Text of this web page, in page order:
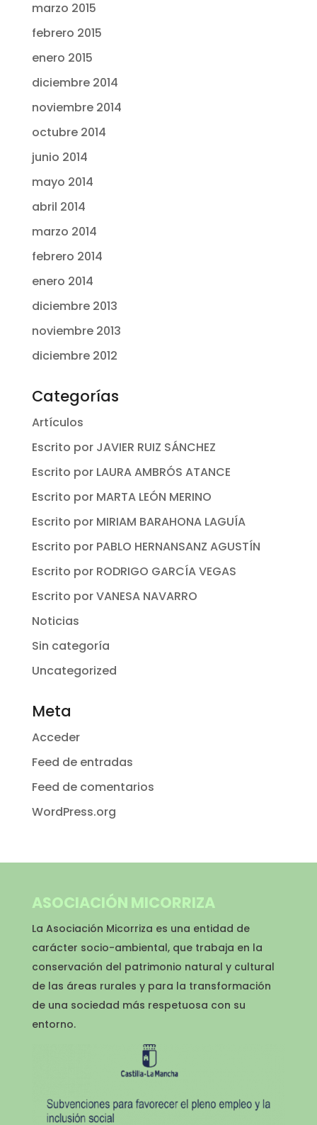
marzo 2015
febrero 2015
enero 2015
diciembre 2014
noviembre 2014
octubre 2014
junio 2014
mayo 2014
abril 2014
marzo 2014
febrero 2014
enero 2014
diciembre 2013
noviembre 2013
diciembre 2012
Categorías
Artículos
Escrito por JAVIER RUIZ SÁNCHEZ
Escrito por LAURA AMBRÓS ATANCE
Escrito por MARTA LEÓN MERINO
Escrito por MIRIAM BARAHONA LAGUÍA
Escrito por PABLO HERNANSANZ AGUSTÍN
Escrito por RODRIGO GARCÍA VEGAS
Escrito por VANESA NAVARRO
Noticias
Sin categoría
Uncategorized
Meta
Acceder
Feed de entradas
Feed de comentarios
WordPress.org
ASOCIACIÓN MICORRIZA
La Asociación Micorriza es una entidad de
carácter socio-ambiental, que trabaja en la
conservación del patrimonio natural y cultural
de las áreas rurales y para la transformación
de una sociedad más respetuosa con su
entorno.